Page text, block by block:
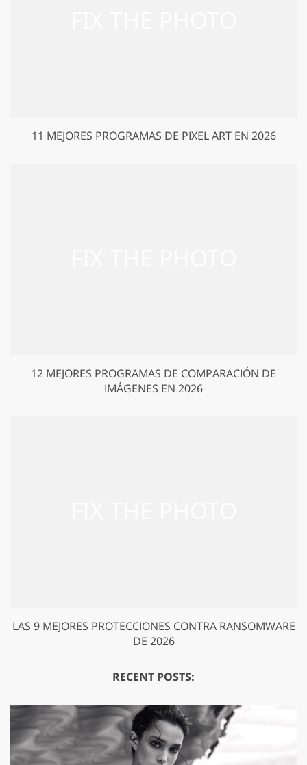
11 MEJORES PROGRAMAS DE PIXEL ART EN 2026
12 MEJORES PROGRAMAS DE COMPARACIÓN DE
IMÁGENES EN 2026
LAS 9 MEJORES PROTECCIONES CONTRA RANSOMWARE
DE 2026
RECENT POSTS: